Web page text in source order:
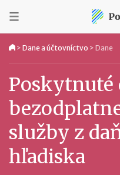
> Dane a účtovníctvo > Dane
Poskytnuté
služby z
hľadiska